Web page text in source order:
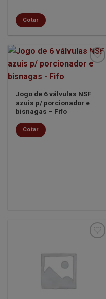
Cotar
lista de
desejos
Jogo de 6 válvulas NSF
azuis p/ porcionador e
bisnagas – Fifo
Cotar